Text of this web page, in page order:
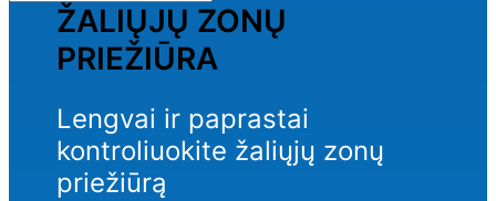
ŽALIŲJŲ ZONŲ
PRIEŽIŪRA
Lengvai ir paprastai
kontroliuokite žaliųjų zonų
priežiūrą